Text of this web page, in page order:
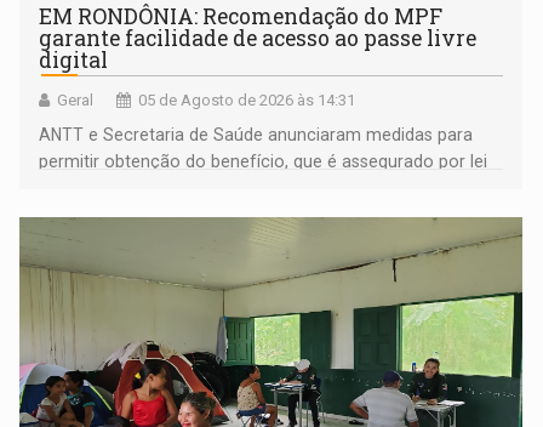
EM RONDÔNIA: Recomendação do MPF
garante facilidade de acesso ao passe livre
digital
Geral 05 de Agosto de 2026 às 14:31
ANTT e Secretaria de Saúde anunciaram medidas para
permitir obtenção do benefício, que é assegurado por lei